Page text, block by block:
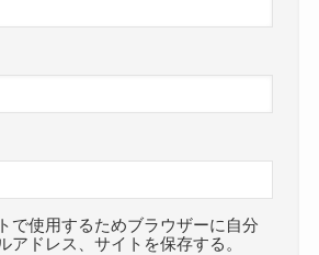
で使用するためブラウザーに自分
アドレス、サイトを保存する。